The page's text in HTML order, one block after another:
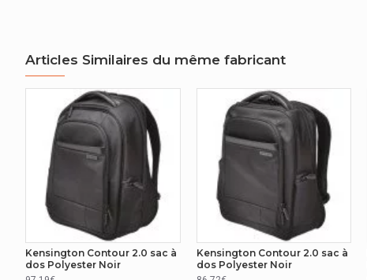
Articles Similaires du même fabricant
Kensington Contour 2.0 sac à
dos Polyester Noir
Kensington Contour 2.0 sac à
dos Polyester Noir